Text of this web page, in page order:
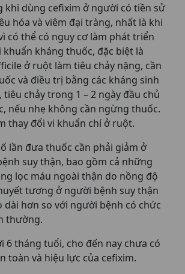
khi dùng cefixim ở người có tiền sử
hóa và viêm đại tràng, nhất là khi
có thể có nguy cơ làm phát triển
khuẩn kháng thuốc, đặc biệt là
ở ruột làm tiêu chảy nặng, cần
và điều trị bằng các kháng sinh
tiêu chảy trong 1 – 2 ngày đầu chủ
nếu nhẹ không cần ngừng thuốc.
thay đổi vi khuẩn chí ở ruột.
lần đưa thuốc cần phải giảm ở
suy thận, bao gồm cả những
lọc máu ngoài thận do nồng độ
tương ở người bệnh suy thận
dài hơn so với người bệnh có chức
thường.
6 tháng tuổi, cho đến nay chưa có
toàn và hiệu lực của cefixim.